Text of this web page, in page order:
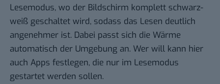
Lesemodus, wo der Bildschirm komplett schwarz-
weiß geschaltet wird, sodass das Lesen deutlich
angenehmer ist. Dabei passt sich die Wärme
automatisch der Umgebung an. Wer will kann hier
auch Apps festlegen, die nur im Lesemodus
gestartet werden sollen.